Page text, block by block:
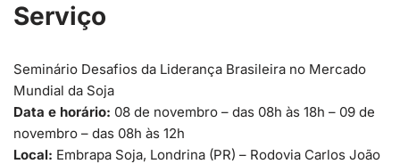
Serviço
Seminário Desafios da Liderança Brasileira no Mercado
Mundial da Soja
Data e horário: 08 de novembro – das 08h às 18h – 09 de
novembro – das 08h às 12h
Local: Embrapa Soja, Londrina (PR) – Rodovia Carlos João